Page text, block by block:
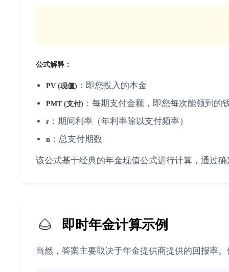
公式解释：
PV (现值) ：即您投入的本金
PMT (支付) ：每期支付金额，即您每次能领到的
r ：期间利率（年利率除以支付频率）
n ：总支付期数
该公式基于经典的年金现值公式进行计算，通过
🌰 即时年金计算示例
当然，答案主要取决于年金提供商提供的回报率